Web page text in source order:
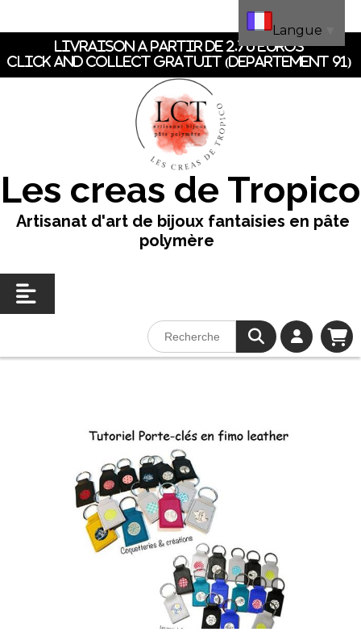
LIVRAISON A PARTIR DE 2.70 EUROS
CLICK AND COLLECT GRATUIT (dEpartement 91)
Les creas de Tropico
Artisanat d'art de bijoux fantaisies en pâte
polymère
Langue